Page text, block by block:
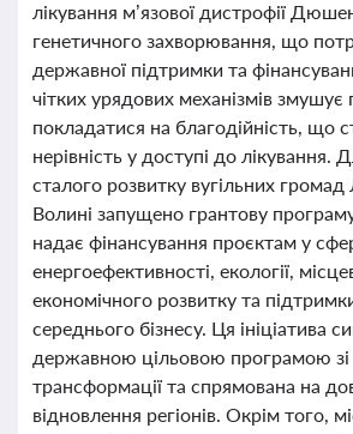
лікування м’язової дистрофії
генетичного захворювання, що
державної підтримки та
чітких урядових механізмів змушує
покладатися на благодійність, що
нерівність у доступі до лікування.
сталого розвитку вугільних
Волині запущено грантову
надає фінансування проєктам у
енергоефективності, екології,
економічного розвитку та
середнього бізнесу. Ця ініціатива
державною цільовою програмою зі
трансформації та спрямована на
відновлення регіонів. Окрім того,